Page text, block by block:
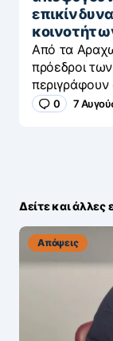
επιλογή
αποφύγουν
Από τα
πρόεδροι
περιγράφουν
Δείτε και άλλες